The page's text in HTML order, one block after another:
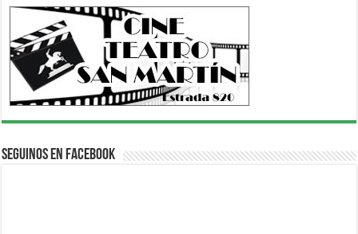
Seguinos en Facebook